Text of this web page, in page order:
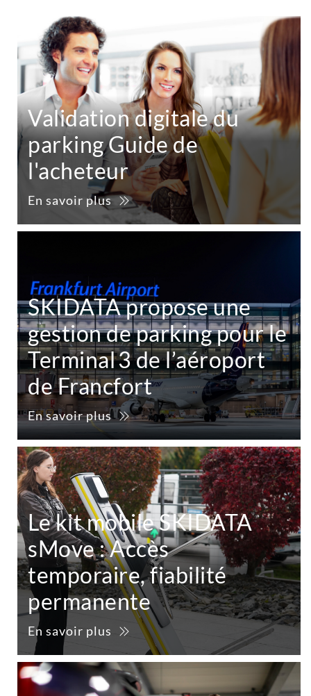
Validation digitale du
parking Guide de
l'acheteur
En savoir plus
SKIDATA propose une
gestion de parking pour le
Terminal 3 de l’aéroport
de Francfort
En savoir plus
Le kit mobile SKIDATA
sMove : Accès
temporaire, fiabilité
permanente
En savoir plus